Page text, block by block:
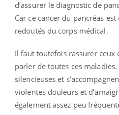
d’assurer le diagnostic de
Car ce cancer du pancréas
redoutés du corps médical.
Il faut toutefois rassurer ceux
parler de toutes ces
silencieuses et
violentes douleurs et
également assez peu